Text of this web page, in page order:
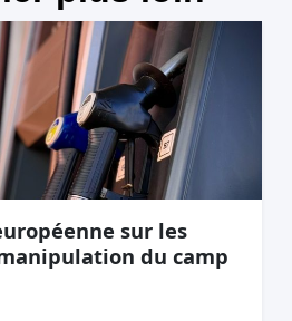
sur les
du camp